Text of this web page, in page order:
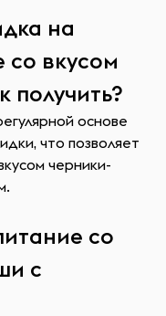
на
со вкусом
получить?
основе
что позволяет
черники-
со
с